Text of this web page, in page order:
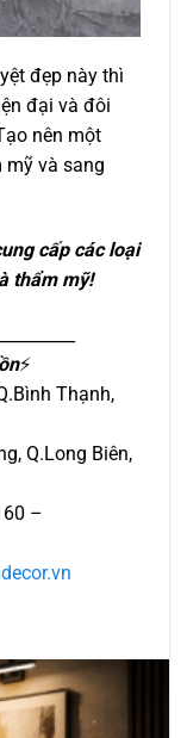
đẹp này thì
đại và đôi
nên một
mỹ và sang
cấp các loại
thẩm mỹ!
⚡️
Thạnh,
Q.Long Biên,
–